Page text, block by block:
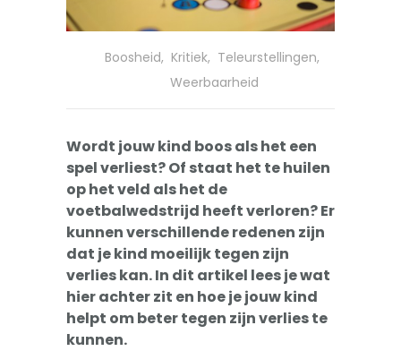
-- Training Zelfvertrouwen
-- Faalangst training kind
-- Training emoties kind
-- Sova-training kind
Artikelen
Over
Boosheid, Kritiek, Teleurstellingen,
Weerbaarheid
Wordt jouw kind boos als het een
spel verliest? Of staat het te huilen
op het veld als het de
voetbalwedstrijd heeft verloren? Er
kunnen verschillende redenen zijn
dat je kind moeilijk tegen zijn
verlies kan. In dit artikel lees je wat
hier achter zit en hoe je jouw kind
helpt om beter tegen zijn verlies te
kunnen.